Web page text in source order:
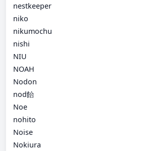
nestkeeper
niko
nikumochu
nishi
NIU
NOAH
Nodon
nod飴
Noe
nohito
Noise
Nokiura